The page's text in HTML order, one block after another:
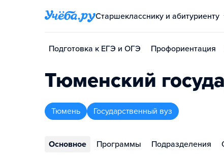
Старшекласснику и абитуриенту
Подготовка к ЕГЭ и ОГЭ Профориентация
Тюменский
Тюмень Государственный вуз
Основное Программы Подразделения